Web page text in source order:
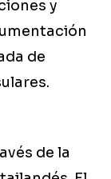
y
de
de la